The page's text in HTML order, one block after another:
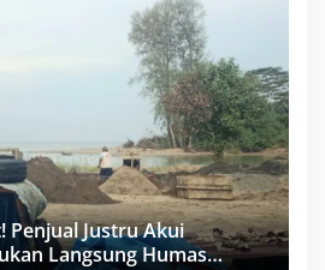
Penjual Justru Akui
Langsung Humas